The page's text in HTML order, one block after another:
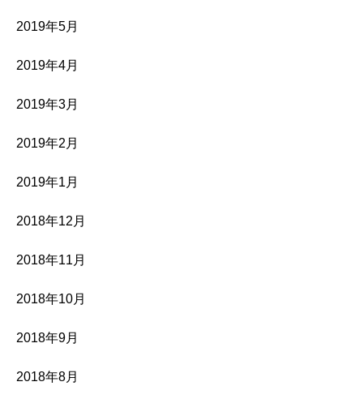
2019年5月
2019年4月
2019年3月
2019年2月
2019年1月
2018年12月
2018年11月
2018年10月
2018年9月
2018年8月